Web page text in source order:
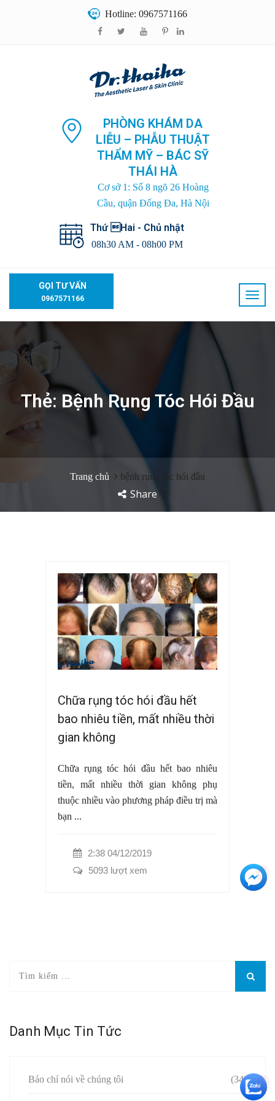
Hotline: 0967571166
PHÒNG KHÁM DA
LIỄU – PHẪU THUẬT
THẨM MỸ – BÁC SỸ
THÁI HÀ
Cơ sở 1: Số 8 ngõ 26 Hoàng
Cầu, quận Đống Đa, Hà Nội
Thứ Hai - Chủ nhật
08h30 AM - 08h00 PM
GỌI TƯ VẤN
0967571166
Thẻ: Bệnh Rụng Tóc Hói Đầu
Trang chủ bệnh rụng tóc hói đầu
Share
Chữa rụng tóc hói đầu hết
bao nhiêu tiền, mất nhiều thời
gian không
Chữa rụng tóc hói đầu hết bao nhiêu
tiền, mất nhiều thời gian không phụ
thuộc nhiều vào phương pháp điều trị mà
bạn ...
2:38 04/12/2019
5093 lượt xem
Danh Mục Tin Tức
Báo chí nói về chúng tôi (34)
+3
+5